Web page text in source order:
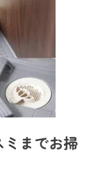
までお掃